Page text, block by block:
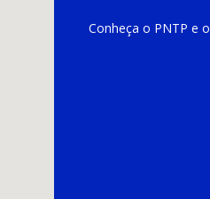
Conheça o PNTP e o